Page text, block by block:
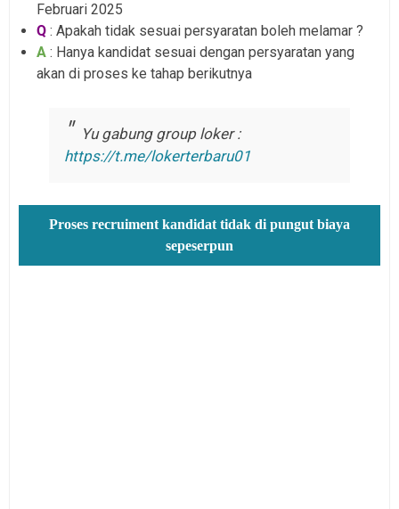
Februari 2025
Q : Apakah tidak sesuai persyaratan boleh melamar ?
A : Hanya kandidat sesuai dengan persyaratan yang
akan di proses ke tahap berikutnya
Yu gabung group loker :
https://t.me/lokerterbaru01
Proses recruiment kandidat tidak di pungut biaya
sepeserpun